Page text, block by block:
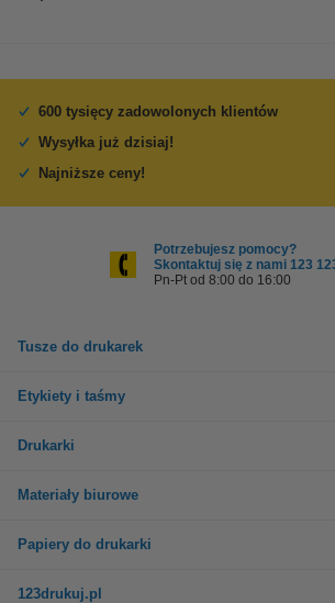
600 tysięcy zadowolonych klientów
Wysyłka już dzisiaj!
Najniższe ceny!
Potrzebujesz pomocy?
Skontaktuj się z nami 123
Pn-Pt od 8:00 do 16:00
Tusze do drukarek
Etykiety i taśmy
Drukarki
Materiały biurowe
Papiery do drukarki
123drukuj.pl